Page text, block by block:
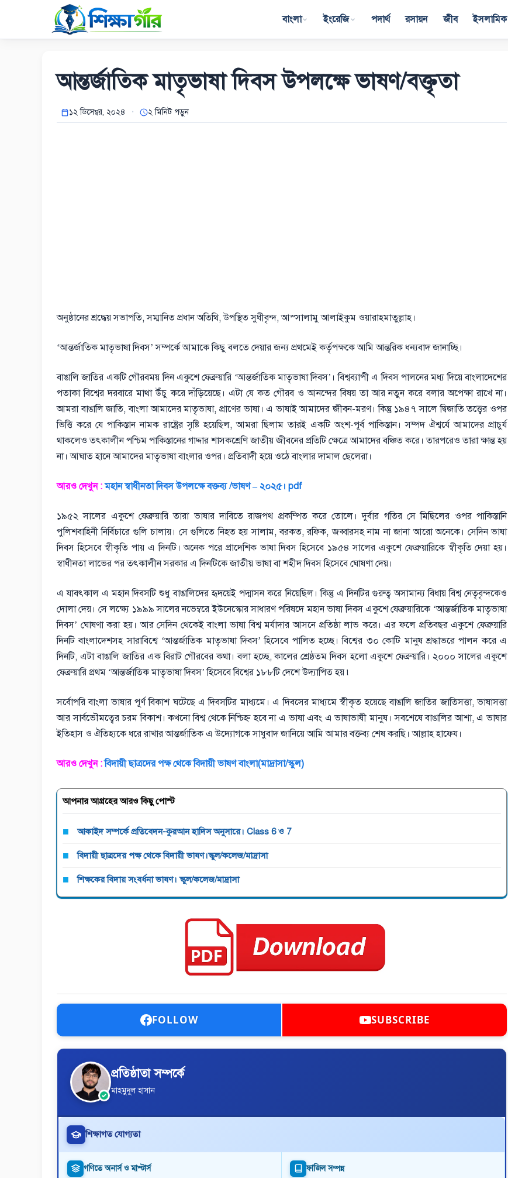
content
বাংলা ইংরেজি পদার্থ রসায়ন জীব ইসলামিক
আন্তর্জাতিক মাতৃভাষা দিবস উপলক্ষে ভাষণ/বক্তৃতা
১২ ডিসেম্বর, ২০২৪ ২ মিনিট পড়ুন
অনুষ্ঠানের শ্রদ্ধেয় সভাপতি, সম্মানিত প্রধান অতিথি, উপস্থিত সুধীবৃন্দ, আস্সালামু আলাইকুম ওয়ারাহমাতুল্লাহ।
‘আন্তর্জাতিক মাতৃভাষা দিবস’ সম্পর্কে আমাকে কিছু বলতে দেয়ার জন্য প্রথমেই কর্তৃপক্ষকে আমি আন্তরিক ধন্যবাদ জানাচ্ছি।
বাঙালি জাতির একটি গৌরবময় দিন একুশে ফেব্রুয়ারি ‘আন্তর্জাতিক মাতৃভাষা দিবস’। বিশ্বব্যাপী এ দিবস পালনের মধ্য দিয়ে বাংলাদেশের
পতাকা বিশ্বের দরবারে মাথা উঁচু করে দাঁড়িয়েছে। এটা যে কত গৌরব ও আনন্দের বিষয় তা আর নতুন করে বলার অপেক্ষা রাখে না।
আমরা বাঙালি জাতি, বাংলা আমাদের মাতৃভাষা, প্রাণের ভাষা। এ ভাষাই আমাদের জীবন-মরণ। কিন্তু ১৯৪৭ সালে দ্বিজাতি তত্ত্বের ওপর
ভিত্তি করে যে পাকিস্তান নামক রাষ্ট্রের সৃষ্টি হয়েছিল, আমরা ছিলাম তারই একটি অংশ-পূর্ব পাকিস্তান। সম্পদ ঐশ্বর্যে আমাদের প্রাচুর্য
থাকলেও তৎকালীন পশ্চিম পাকিস্তানের গাদ্দার শাসকশ্রেণি জাতীয় জীবনের প্রতিটি ক্ষেত্রে আমাদের বঞ্চিত করে। তারপরেও তারা ক্ষান্ত হয়
না। আঘাত হানে আমাদের মাতৃভাষা বাংলার ওপর। প্রতিবাদী হয়ে ওঠে বাংলার দামাল ছেলেরা।
আরও দেখুন : মহান স্বাধীনতা দিবস উপলক্ষে বক্তব্য /ভাষণ – ২০২৫। pdf
১৯৫২ সালের একুশে ফেব্রুয়ারি তারা ভাষার দাবিতে রাজপথ প্রকম্পিত করে তোলে। দুর্বার গতির সে মিছিলের ওপর পাকিস্তানি
পুলিশবাহিনী নির্বিচারে গুলি চালায়। সে গুলিতে নিহত হয় সালাম, বরকত, রফিক, জব্বারসহ নাম না জানা আরো অনেকে। সেদিন ভাষা
দিবস হিসেবে স্বীকৃতি পায় এ দিনটি। অনেক পরে প্রাদেশিক ভাষা দিবস হিসেবে ১৯৫৪ সালের একুশে ফেব্রুয়ারিকে স্বীকৃতি দেয়া হয়।
স্বাধীনতা লাভের পর তৎকালীন সরকার এ দিনটিকে জাতীয় ভাষা বা শহীদ দিবস হিসেবে ঘোষণা দেয়।
এ যাবৎকাল এ মহান দিবসটি শুধু বাঙালিদের হৃদয়েই পদ্মাসন করে নিয়েছিল। কিন্তু এ দিনটির গুরুত্ব অসামান্য বিধায় বিশ্ব নেতৃবৃন্দকেও
দোলা দেয়। সে লক্ষ্যে ১৯৯৯ সালের নভেম্বরে ইউনেস্কোর সাধারণ পরিষদে মহান ভাষা দিবস একুশে ফেব্রুয়ারিকে ‘আন্তর্জাতিক মাতৃভাষা
দিবস’ ঘোষণা করা হয়। আর সেদিন থেকেই বাংলা ভাষা বিশ্ব মর্যাদার আসনে প্রতিষ্ঠা লাভ করে। এর ফলে প্রতিবছর একুশে ফেব্রুয়ারি
দিনটি বাংলাদেশসহ সারাবিশ্বে ‘আন্তর্জাতিক মাতৃভাষা দিবস’ হিসেবে পালিত হচ্ছে। বিশ্বের ৩০ কোটি মানুষ শ্রদ্ধাভরে পালন করে এ
দিনটি, এটা বাঙালি জাতির এক বিরাট গৌরবের কথা। বলা হচ্ছে, কালের শ্রেষ্ঠতম দিবস হলো একুশে ফেব্রুয়ারি। ২০০০ সালের একুশে
ফেব্রুয়ারি প্রথম ‘আন্তর্জাতিক মাতৃভাষা দিবস’ হিসেবে বিশ্বের ১৮৮টি দেশে উদ্যাপিত হয় ৷
সর্বোপরি বাংলা ভাষার পূর্ণ বিকাশ ঘটেছে এ দিবসটির মাধ্যমে। এ দিবসের মাধ্যমে স্বীকৃত হয়েছে বাঙালি জাতির জাতিসত্তা, ভাষাসত্তা
আর সার্বভৌমত্বের চরম বিকাশ। কখনো বিশ্ব থেকে নিশ্চিহ্ন হবে না এ ভাষা এবং এ ভাষাভাষী মানুষ। সবশেষে বাঙালির আশা, এ ভাষার
ইতিহাস ও ঐতিহ্যকে ধরে রাখার আন্তর্জাতিক এ উদ্যোগকে সাধুবাদ জানিয়ে আমি আমার বক্তব্য শেষ করছি। আল্লাহ হাফেয।
আরও দেখুন :বিদায়ী ছাত্রদের পক্ষ থেকে বিদায়ী ভাষণ বাংলা(মাদ্রাসা/স্কুল)
আপনার আগ্রহের আরও কিছু পোস্ট
আকাইদ সম্পর্কে প্রতিবেদন-কুরআন হাদিস অনুসারে। Class 6 ও 7
বিদায়ী ছাত্রদের পক্ষ থেকে বিদায়ী ভাষণ।স্কুল/কলেজ/মাদ্রাসা
শিক্ষকের বিদায় সংবর্ধনা ভাষণ। স্কুল/কলেজ/মাদ্রাসা
FOLLOW SUBSCRIBE
প্রতিষ্ঠাতা সম্পর্কে
মাহমুদুল হাসান
শিক্ষাগত যোগ্যতা
গণিতে অনার্স ও মাস্টার্স ফাজিল সম্পন্ন